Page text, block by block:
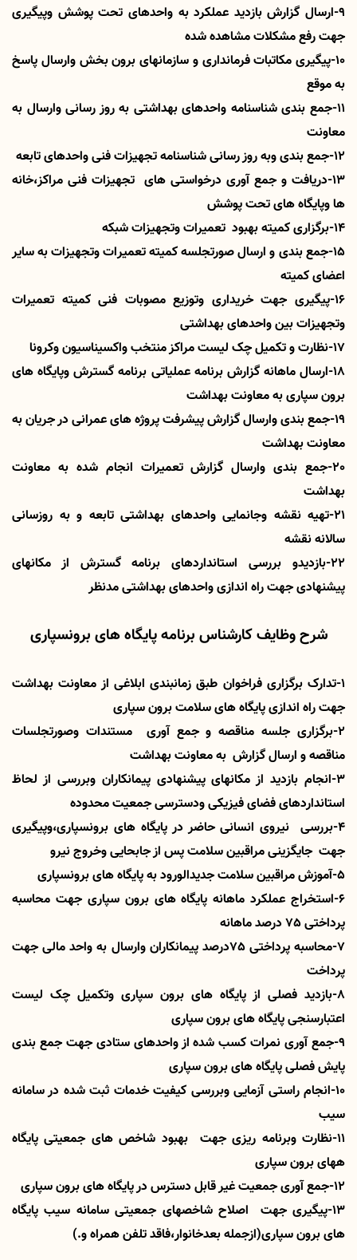
9-ارسال گزارش بازدید عملکرد به واحدهای تحت پوشش وپیگیری
جهت رفع مشکلات مشاهده شده
10-پیگیری مکاتبات فرمانداری و سازمانهای برون بخش وارسال پاسخ
به موقع
11-جمع بندی شناسنامه واحدهای بهداشتی به روز رسانی وارسال به
معاونت
12-جمع بندی وبه روز رسانی شناسنامه تجهیزات فنی واحدهای تابعه
13-دریافت و جمع آوری درخواستی های تجهیزات فنی مراکز،خانه
ها وپایگاه های تحت پوشش
14-برگزاری کمیته بهبود تعمیرات وتجهیزات شبکه
15-جمع بندی و ارسال صورتجلسه کمیته تعمیرات وتجهیزات به سایر
اعضای کمیته
16-پیگیری جهت خریداری وتوزیع مصوبات فنی کمیته تعمیرات
وتجهیزات بین واحدهای بهداشتی
17-نظارت و تکمیل چک لیست مراکز منتخب واکسیناسیون وکرونا
18-ارسال ماهانه گزارش برنامه عملیاتی برنامه گسترش وپایگاه های
برون سپاری به معاونت بهداشت
19-جمع بندی وارسال گزارش پیشرفت پروژه های عمرانی در جریان به
معاونت بهداشت
20-جمع بندی وارسال گزارش تعمیرات انجام شده به معاونت
بهداشت
21-تهیه نقشه وجانمایی واحدهای بهداشتی تابعه و به روزسانی
سالانه نقشه
22-بازدیدو بررسی استانداردهای برنامه گسترش از مکانهای
پیشنهادی جهت راه اندازی واحدهای بهداشتی مدنظر
شرح وظایف کارشناس برنامه پایگاه های برونسپاری
1-تدارک برگزاری فراخوان طبق زمانبندی ابلاغی از معاونت بهداشت
جهت راه اندازی پایگاه های سلامت برون سپاری
2-برگزاری جلسه مناقصه و جمع آوری مستندات وصورتجلسات
مناقصه و ارسال گزارش به معاونت بهداشت
3-انجام بازدید از مکانهای پیشنهادی پیمانکاران وبررسی از لحاظ
استانداردهای فضای فیزیکی ودسترسی جمعیت محدوده
4-بررسی نیروی انسانی حاضر در پایگاه های برونسپاری،وپیگیری
جهت جایگزینی مراقبین سلامت پس از جابحایی وخروج نیرو
5-آموزش مراقبین سلامت جدیدالورود به پایگاه های برونسپاری
6-استخراج عملکرد ماهانه پایگاه های برون سپاری جهت محاسبه
پرداختی 75 درصد ماهانه
7-محاسبه پرداختی 75درصد پیمانکاران وارسال به واحد مالی جهت
پرداخت
8-بازدید فصلی از پایگاه های برون سپاری وتکمیل چک لیست
اعتبارسنجی پایگاه های برون سپاری
9-جمع آوری نمرات کسب شده از واحدهای ستادی جهت جمع بندی
پایش فصلی پایگاه های برون سپاری
10-انجام راستی آزمایی وبررسی کیفیت خدمات ثبت شده در سامانه
سیب
11-نظارت وبرنامه ریزی جهت بهبود شاخص های جمعیتی پایگاه
ههای برون سپاری
12-جمع آوری جمعیت غیر قابل دسترس در پایگاه های برون سپاری
13-پیگیری جهت اصلاح شاخصهای جمعیتی سامانه سیب پایگاه
های برون سپاری(ازجمله بعدخانوار،فاقد تلفن همراه و.)